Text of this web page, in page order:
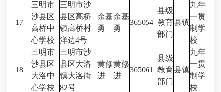
17
三明市
沙县区
高桥中
心学校
三明市沙
县区高桥
镇高桥村
洋边4号
余基
勇
余基
勇
365054
县级
教育
部门
县镇
九年
一贯
制学
校
18
三明市
沙县区
大洛中
心学校
三明市沙
县区大洛
镇大洛街
82号
黄修
进
黄修
进
365061
县级
教育
部门
县镇
九年
一贯
制学
校